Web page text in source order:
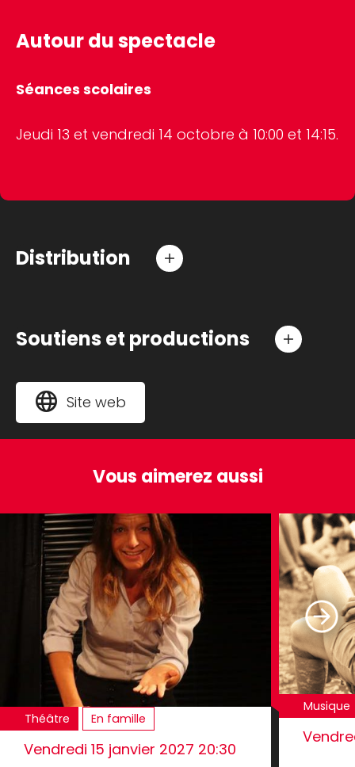
Autour du spectacle
Séances scolaires
Jeudi 13 et vendredi 14 octobre à 10:00 et 14:15.
Distribution
PianoLorenzo Naccarato
Jeu, son et lumièreSimon Chouf
Soutiens et productions
coproduction avec les JM France (avec le
soutien de la Sacem). Soutenu par la DRAC
Site web
Vous aimerez aussi
Théâtre En famille
Vendredi 15 janvier 2027 20:30
Musique